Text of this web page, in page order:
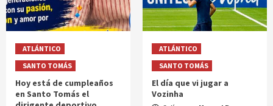
ATLÁNTICO
SANTO TOMÁS
Hoy está de cumpleaños
en Santo Tomás el
ATLÁNTICO
SANTO TOMÁS
El día que vi jugar a
Vozinha